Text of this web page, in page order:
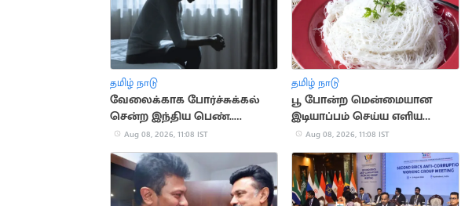
தமிழ் நாடு
வேலைக்காக போர்ச்சுக்கல்
சென்ற இந்திய பெண்..
மதுபானக் கடையில்
விற்பனை
Aug 08, 2026, 11:08 IST
தமிழ் நாடு
பூ போன்ற மென்மையான
இடியாப்பம் செய்ய எளிய
குறிப்புகள்
Aug 08, 2026, 11:08 IST